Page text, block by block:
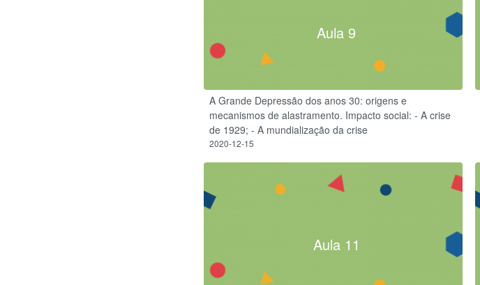
Aula 9
A Grande Depressão dos anos 30: origens e
mecanismos de alastramento. Impacto social: - A crise
de 1929; - A mundialização da crise
2020-12-15
Aula 11